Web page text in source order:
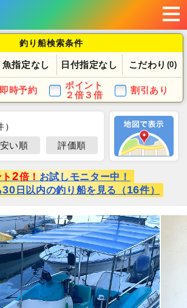
釣り船検索条件
魚指定なし 日付指定なし こだわり (0)
即時予約
ポイント
２倍３倍
割引あり
）
安い順 評価順
2倍！ お試しモニター中！
30 日以内の釣り船を見る（16件）